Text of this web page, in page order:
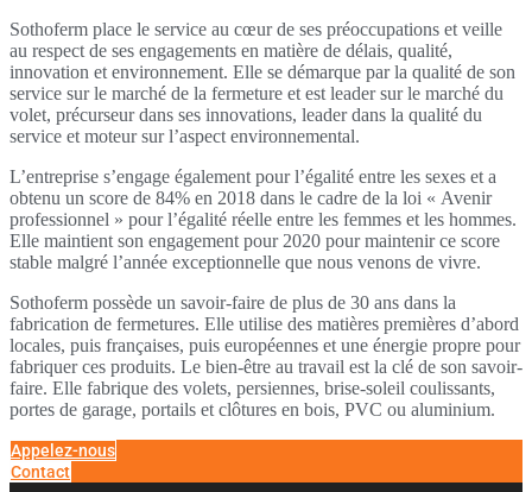
Sothoferm place le service au cœur de ses préoccupations et veille
au respect de ses engagements en matière de délais, qualité,
innovation et environnement. Elle se démarque par la qualité de son
service sur le marché de la fermeture et est leader sur le marché du
volet, précurseur dans ses innovations, leader dans la qualité du
service et moteur sur l’aspect environnemental.
L’entreprise s’engage également pour l’égalité entre les sexes et a
obtenu un score de 84% en 2018 dans le cadre de la loi « Avenir
professionnel » pour l’égalité réelle entre les femmes et les hommes.
Elle maintient son engagement pour 2020 pour maintenir ce score
stable malgré l’année exceptionnelle que nous venons de vivre.
Sothoferm possède un savoir-faire de plus de 30 ans dans la
fabrication de fermetures. Elle utilise des matières premières d’abord
locales, puis françaises, puis européennes et une énergie propre pour
fabriquer ces produits. Le bien-être au travail est la clé de son savoir-
faire. Elle fabrique des volets, persiennes, brise-soleil coulissants,
portes de garage, portails et clôtures en bois, PVC ou aluminium.
Appelez-nous
Contact